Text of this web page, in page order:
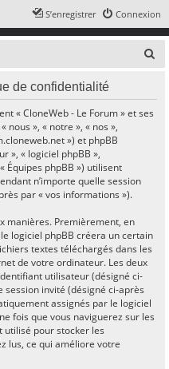
Connexion
S’enregistrer
de confidentialité
« CloneWeb - Le Forum » et ses
», « notre », « nos »,
») et phpBB
», « logiciel phpBB »,
Équipes phpBB ») utilisent
n’importe quelle session
par « vos informations »).
manières. Premièrement, en
logiciel phpBB créera un certain
textes téléchargés dans les
de votre ordinateur. Les deux
utilisateur (désigné ci-
invité (désigné ci-après
assignés par le logiciel
fois que vous naviguerez sur les
utilisé pour stocker les
lus, ce qui améliore votre